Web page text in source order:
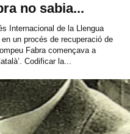
no sabia...
Internacional de la Llengua
un procés de recuperació de
Fabra començava a
Codificar la...